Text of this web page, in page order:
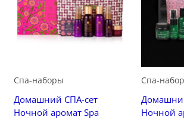
Спа-наборы
Домашний СПА-сет
Ночной аромат Spa
Спа-
Ночной